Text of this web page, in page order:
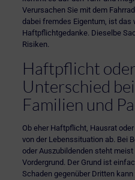
Verursachen Sie mit dem
dabei fremdes Eigentum, ist das
Haftpflichtgedanke. Dieselbe
Risiken.
Haftpflicht
Unterschied
Familien und
Ob eher Haftpflicht, Hausrat
von der Lebenssituation ab. Bei
oder Auszubildenden steht meist
Vordergrund. Der Grund ist
Schaden gegenüber Dritten